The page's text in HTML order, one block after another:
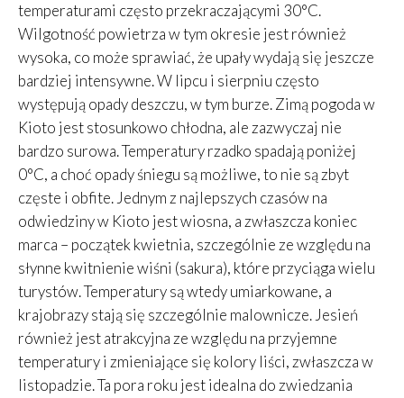
temperaturami często przekraczającymi 30°C.
Wilgotność powietrza w tym okresie jest również
wysoka, co może sprawiać, że upały wydają się jeszcze
bardziej intensywne. W lipcu i sierpniu często
występują opady deszczu, w tym burze. Zimą pogoda w
Kioto jest stosunkowo chłodna, ale zazwyczaj nie
bardzo surowa. Temperatury rzadko spadają poniżej
0°C, a choć opady śniegu są możliwe, to nie są zbyt
częste i obfite. Jednym z najlepszych czasów na
odwiedziny w Kioto jest wiosna, a zwłaszcza koniec
marca – początek kwietnia, szczególnie ze względu na
słynne kwitnienie wiśni (sakura), które przyciąga wielu
turystów. Temperatury są wtedy umiarkowane, a
krajobrazy stają się szczególnie malownicze. Jesień
również jest atrakcyjna ze względu na przyjemne
temperatury i zmieniające się kolory liści, zwłaszcza w
listopadzie. Ta pora roku jest idealna do zwiedzania